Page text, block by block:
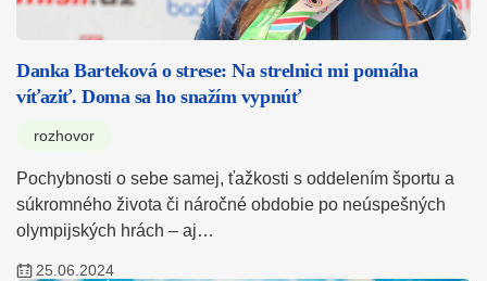
Danka Barteková o strese: Na strelnici mi pomáha
víťaziť. Doma sa ho snažím vypnúť
rozhovor
Pochybnosti o sebe samej, ťažkosti s oddelením športu a
súkromného života či náročné obdobie po neúspešných
olympijských hrách – aj…
25.06.2024